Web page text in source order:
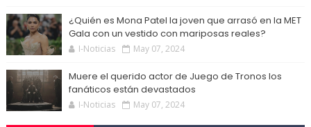
¿Quién es Mona Patel la joven que arrasó en la MET
Gala con un vestido con mariposas reales?
I-Noticias May 07, 2024
Muere el querido actor de Juego de Tronos los
fanáticos están devastados
I-Noticias May 07, 2024